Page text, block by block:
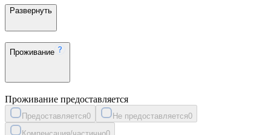
Развернуть
Проживание
Проживание предоставляется
Предоставляется0 Не предоставляется0